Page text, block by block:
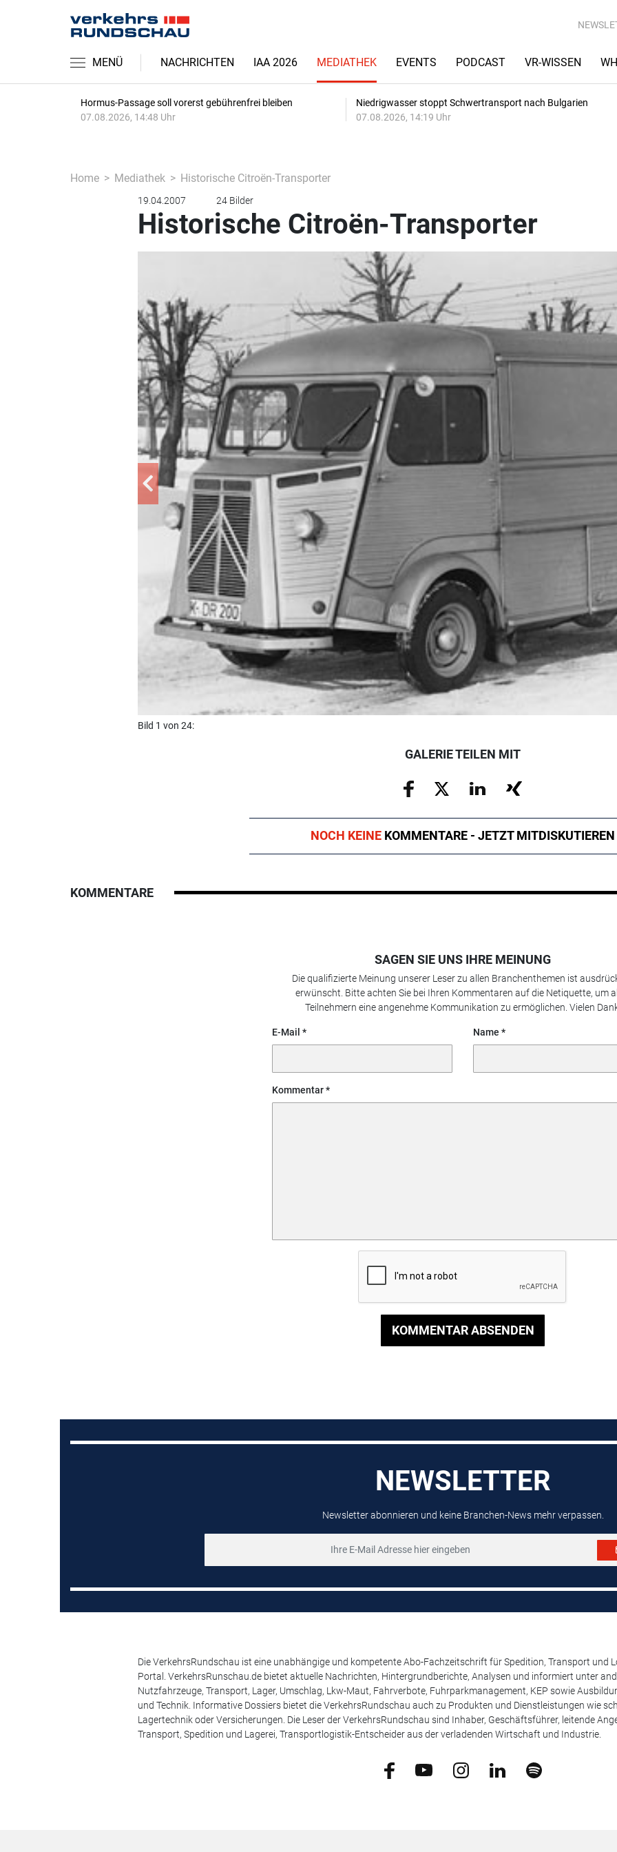
MENÜ NACHRICHTEN IAA 2026 MEDIATHEK EVENTS PODCAST VR-WISSEN
Hormus-Passage soll vorerst gebührenfrei bleiben
07.08.2026, 14:48 Uhr
Niedrigwasser stoppt Schwertransport nach Bulgarien
07.08.2026, 14:19 Uhr
Home Mediathek Historische Citroën-Transporter
19.04.2007 24 Bilder
Historische Citroën-Transporter
Bild 1 von 24:
GALERIE TEILEN MIT
NOCH KEINE KOMMENTARE - JETZT MITDISKUTIEREN
KOMMENTARE
SAGEN SIE UNS IHRE MEINUNG
Die qualifizierte Meinung unserer Leser zu allen Branchenthemen ist
erwünscht. Bitte achten Sie bei Ihren Kommentaren auf die Netiquette, um
Teilnehmern eine angenehme Kommunikation zu ermöglichen. Vielen
E-Mail Name
Kommentar
KOMMENTAR ABSENDEN
NEWSLETTER
Newsletter abonnieren und keine Branchen-News mehr verpassen.
Die VerkehrsRundschau ist eine unabhängige und kompetente Abo-Fachzeitschrift für Spedition, Transport und
Portal. VerkehrsRunschau.de bietet aktuelle Nachrichten, Hintergrundberichte, Analysen und informiert unter
Nutzfahrzeuge, Transport, Lager, Umschlag, Lkw-Maut, Fahrverbote, Fuhrparkmanagement, KEP sowie
und Technik. Informative Dossiers bietet die VerkehrsRundschau auch zu Produkten und Dienstleistungen wie
Lagertechnik oder Versicherungen. Die Leser der VerkehrsRundschau sind Inhaber, Geschäftsführer, leitende
Transport, Spedition und Lagerei, Transportlogistik-Entscheider aus der verladenden Wirtschaft und Industrie.